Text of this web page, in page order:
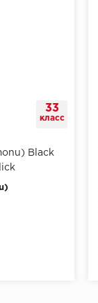
33
класс
Black